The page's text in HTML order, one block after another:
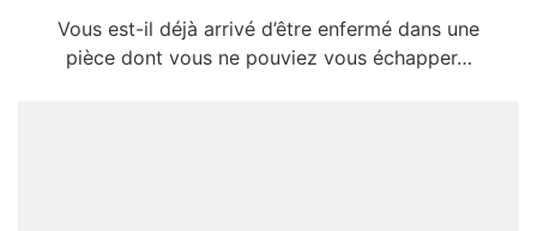
Vous est-il déjà arrivé d’être enfermé dans une
pièce dont vous ne pouviez vous échapper…